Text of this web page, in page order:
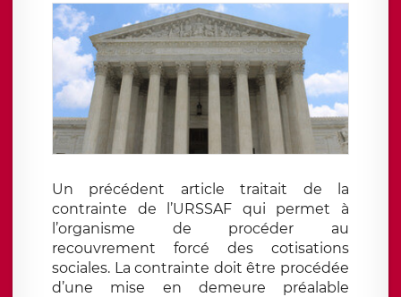
Un précédent article traitait de la
contrainte de l’URSSAF qui permet à
l’organisme de procéder au
recouvrement forcé des cotisations
sociales. La contrainte doit être procédée
d’une mise en demeure préalable